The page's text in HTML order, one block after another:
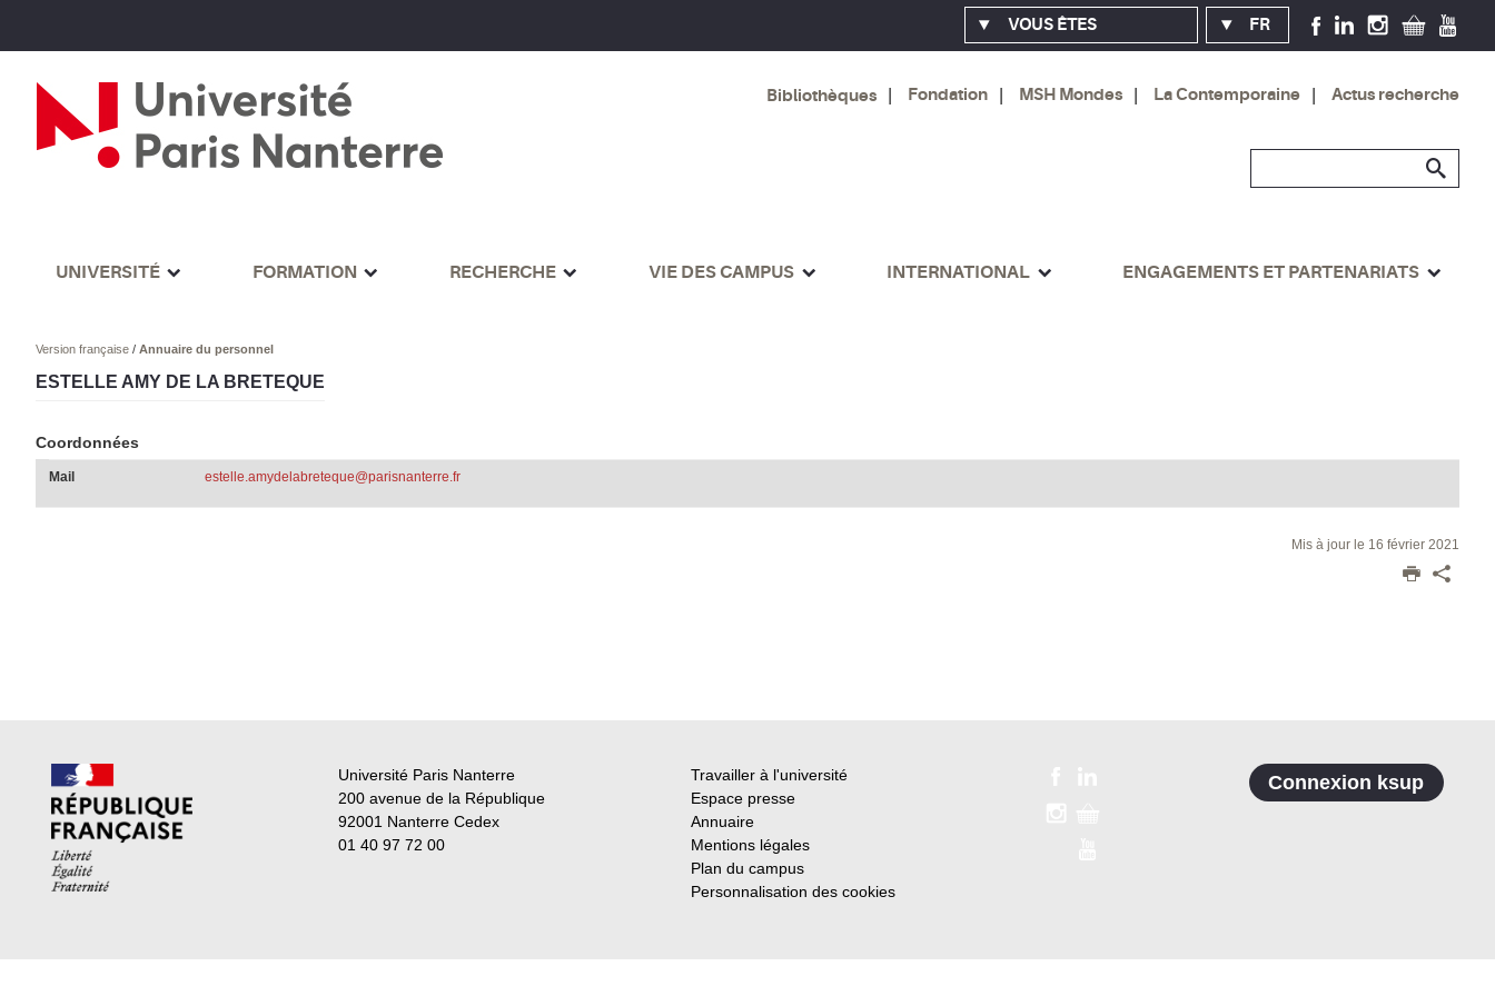
VOUS ÊTES FR
Bibliothèques Fondation MSH Mondes La Contemporaine Actus recherche
UNIVERSITÉ FORMATION RECHERCHE VIE DES CAMPUS INTERNATIONAL ENGAGEMENTS ET PARTENARIATS
Version française/ Annuaire du personnel
ESTELLE AMY DE LA BRETEQUE
Coordonnées
Mail estelle.amydelabreteque@parisnanterre.fr
Mis à jour le 16 février 2021
Université Paris Nanterre
200 avenue de la République
92001 Nanterre Cedex
01 40 97 72 00
Travailler à l'université
Espace presse
Annuaire
Mentions légales
Plan du campus
Personnalisation des cookies
Connexion ksup